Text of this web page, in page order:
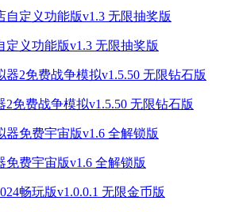
定义功能版v1.3 无限抽奖版
2免费战争模拟v1.5.50 无限钻石版
免费宇宙版v1.6 全解锁版